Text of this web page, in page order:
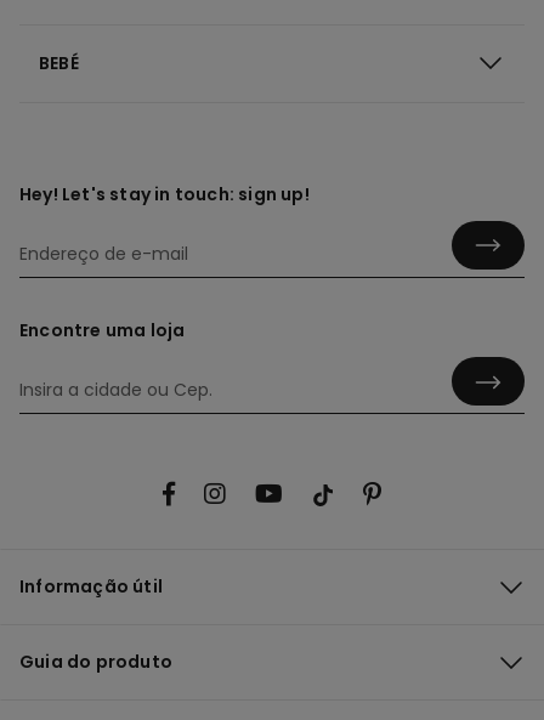
BEBÉ
Hey! Let's stay in touch: sign up!
Encontre uma loja
Informação útil
Guia do produto